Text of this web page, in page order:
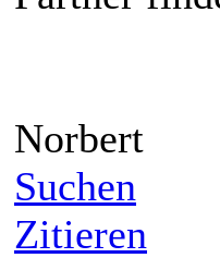
Norbert
Suchen
Zitieren